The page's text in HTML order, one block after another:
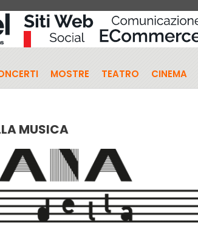
MOSTRE TEATRO CINEMA
MUSICA